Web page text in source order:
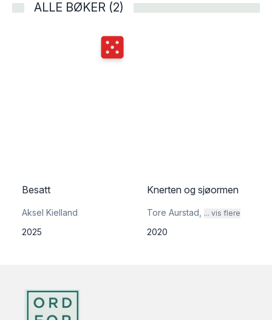
ALLE BØKER (2)
Terningkast
Besatt
Aksel Kielland
2025
Knerten og sjøormen
Tore Aurstad ... vis flere
2020